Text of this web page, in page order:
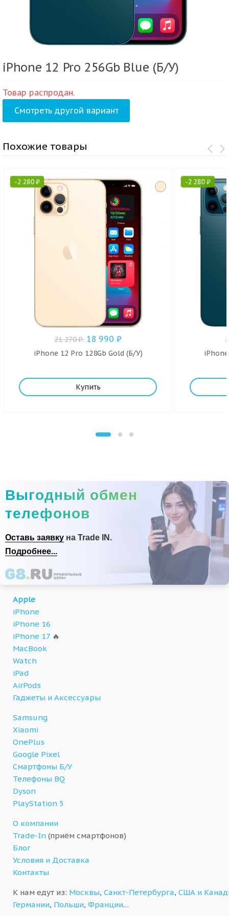
iPhone 12 Pro 256Gb Blue (Б/У)
Товар распродан.
Смотреть другой вариант
Похожие товары
-2 280₽
21 270₽. 18 990 ₽
iPhone 12 Pro 128Gb Gold (Б/У)
Купить
-2 280₽
Выгодный обмен
телефонов
Оставь заявку на Trade IN.
Подробнее...
Apple
iPhone
iPhone 16
iPhone 17 🔥
MacBook
Watch
iPad
AirPods
Гаджеты и Аксессуары
Samsung
Xiaomi
OnePlus
Google Pixel
Смартфоны Б/У
Телефоны BQ
Dyson
PlayStation 5
О компании
Trade-In (приём смартфонов)
Блог
Условия и Доставка
Контакты
К нам едут из: Москвы, Санкт-Петербурга, США и
Германии, Польши, Франции…